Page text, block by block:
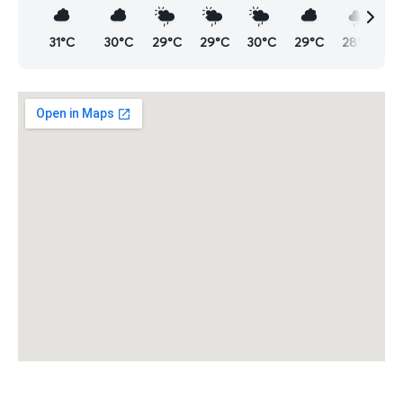
31°C 30°C 29°C 29°C 30°C 29°C 28°C